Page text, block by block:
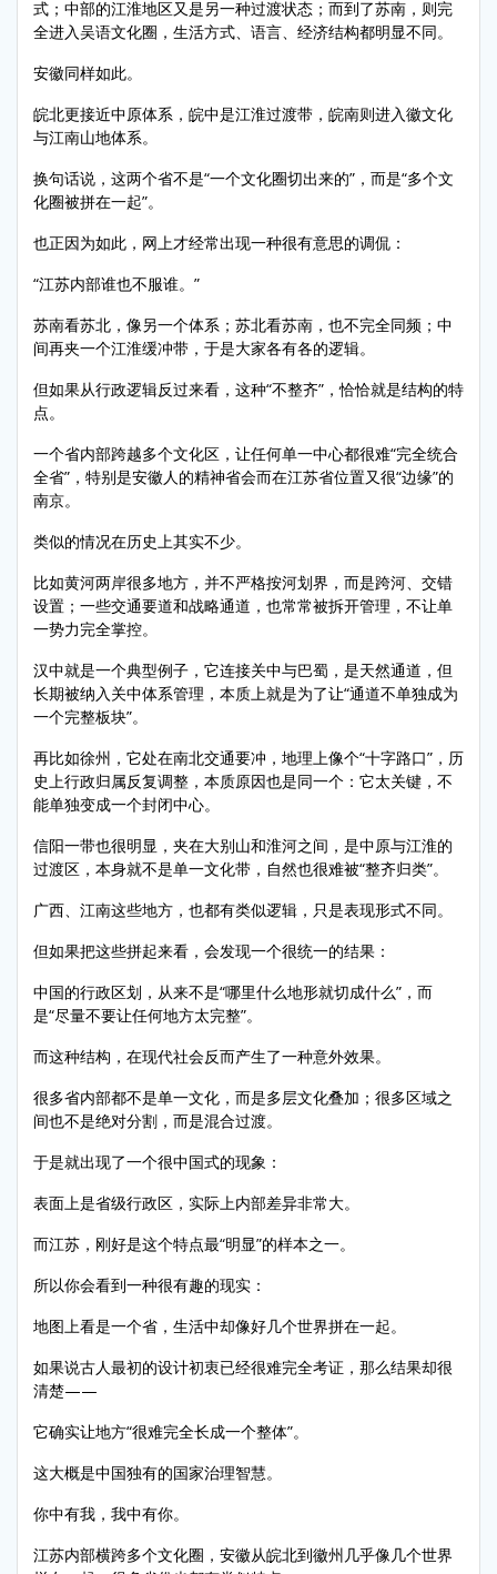
式；中部的江淮地区又是另一种过渡状态；而到了苏南，则完
全进入吴语文化圈，生活方式、语言、经济结构都明显不同。
安徽同样如此。
皖北更接近中原体系，皖中是江淮过渡带，皖南则进入徽文化
与江南山地体系。
换句话说，这两个省不是“一个文化圈切出来的”，而是“多个文
化圈被拼在一起”。
也正因为如此，网上才经常出现一种很有意思的调侃：
“江苏内部谁也不服谁。”
苏南看苏北，像另一个体系；苏北看苏南，也不完全同频；中
间再夹一个江淮缓冲带，于是大家各有各的逻辑。
但如果从行政逻辑反过来看，这种“不整齐”，恰恰就是结构的特
点。
一个省内部跨越多个文化区，让任何单一中心都很难“完全统合
全省”，特别是安徽人的精神省会而在江苏省位置又很“边缘”的
南京。
类似的情况在历史上其实不少。
比如黄河两岸很多地方，并不严格按河划界，而是跨河、交错
设置；一些交通要道和战略通道，也常常被拆开管理，不让单
一势力完全掌控。
汉中就是一个典型例子，它连接关中与巴蜀，是天然通道，但
长期被纳入关中体系管理，本质上就是为了让“通道不单独成为
一个完整板块”。
再比如徐州，它处在南北交通要冲，地理上像个“十字路口”，历
史上行政归属反复调整，本质原因也是同一个：它太关键，不
能单独变成一个封闭中心。
信阳一带也很明显，夹在大别山和淮河之间，是中原与江淮的
过渡区，本身就不是单一文化带，自然也很难被“整齐归类”。
广西、江南这些地方，也都有类似逻辑，只是表现形式不同。
但如果把这些拼起来看，会发现一个很统一的结果：
中国的行政区划，从来不是“哪里什么地形就切成什么”，而
是“尽量不要让任何地方太完整”。
而这种结构，在现代社会反而产生了一种意外效果。
很多省内部都不是单一文化，而是多层文化叠加；很多区域之
间也不是绝对分割，而是混合过渡。
于是就出现了一个很中国式的现象：
表面上是省级行政区，实际上内部差异非常大。
而江苏，刚好是这个特点最“明显”的样本之一。
所以你会看到一种很有趣的现实：
地图上看是一个省，生活中却像好几个世界拼在一起。
如果说古人最初的设计初衷已经很难完全考证，那么结果却很
清楚——
它确实让地方“很难完全长成一个整体”。
这大概是中国独有的国家治理智慧。
你中有我，我中有你。
江苏内部横跨多个文化圈，安徽从皖北到徽州几乎像几个世界